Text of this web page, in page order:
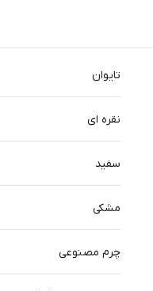
تایوان
نقره ای
سفید
مشکی
چرم مصنوعی